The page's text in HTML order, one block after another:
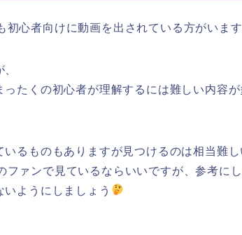
心者向けに動画を出されている方がいます
たくの初心者が理解するには難しい内容が
るものもありますが見つけるのは相当難し
ファンで見ているならいいですが、参考に
ようにしましょう